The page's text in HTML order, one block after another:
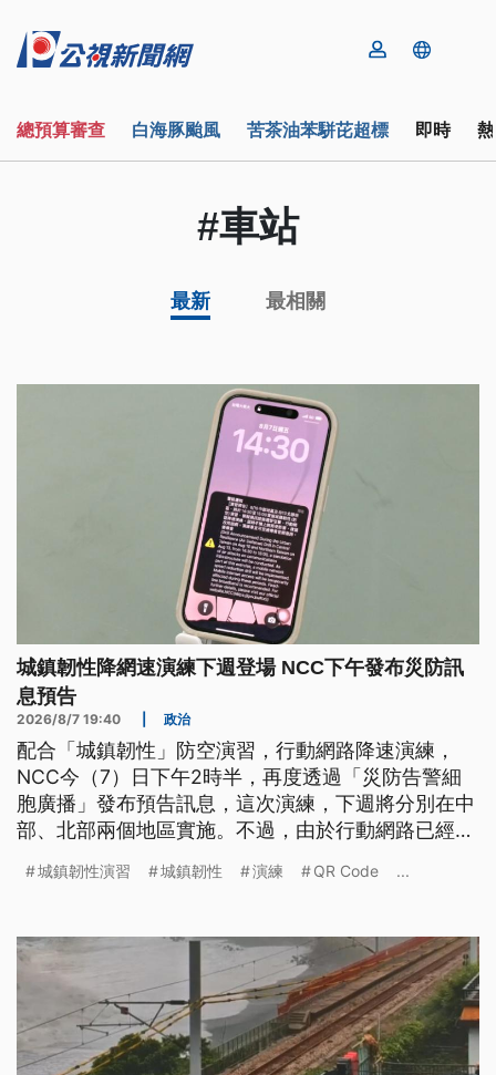
總預算審查 白海豚颱風 苦茶油苯駢芘超標 即時
#車站
最新 最相關
城鎮韌性降網速演練下週登場 NCC下午發布災防訊
息預告
2026/8/7 19:40 政治
配合「城鎮韌性」防空演習，行動網路降速演練，
NCC今（7）日下午2時半，再度透過「災防告警細
胞廣播」發布預告訊息，這次演練，下週將分別在中
部、北部兩個地區實施。不過，由於行動網路已經成
台鐵車票、行動支付、線上轉帳等，恐怕都會有影
行交易等。
城鎮韌性演習 城鎮韌性 演練 QR Code ...